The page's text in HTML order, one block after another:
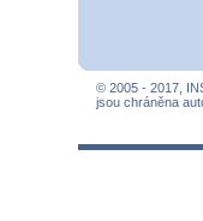
© 2005 - 2017,
jsou chráněna